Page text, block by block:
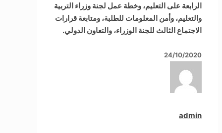
الرابعة على التعليم، وخطة عمل لجنة وزراء التربية
والتعليم، وأمن المعلومات للطلبة، ومتابعة قرارات
الاجتماع الثالث للجنة الوزراء، والتعاون الدولي.
24/10/2020
admin